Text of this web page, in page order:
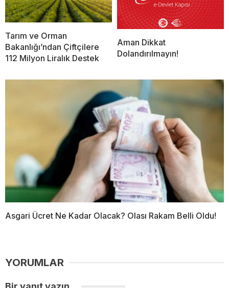
Tarım ve Orman
Bakanlığı’ndan Çiftçilere
112 Milyon Liralık Destek
Aman Dikkat
Dolandırılmayın!
Asgari Ücret Ne Kadar Olacak? Olası Rakam Belli Oldu!
YORUMLAR